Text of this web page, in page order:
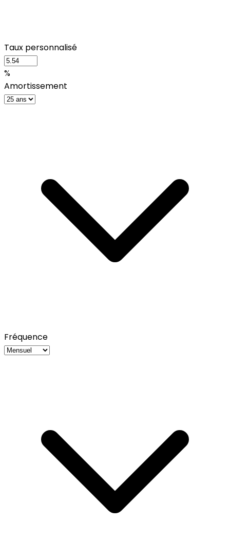
Taux personnalisé
%
Amortissement
Fréquence